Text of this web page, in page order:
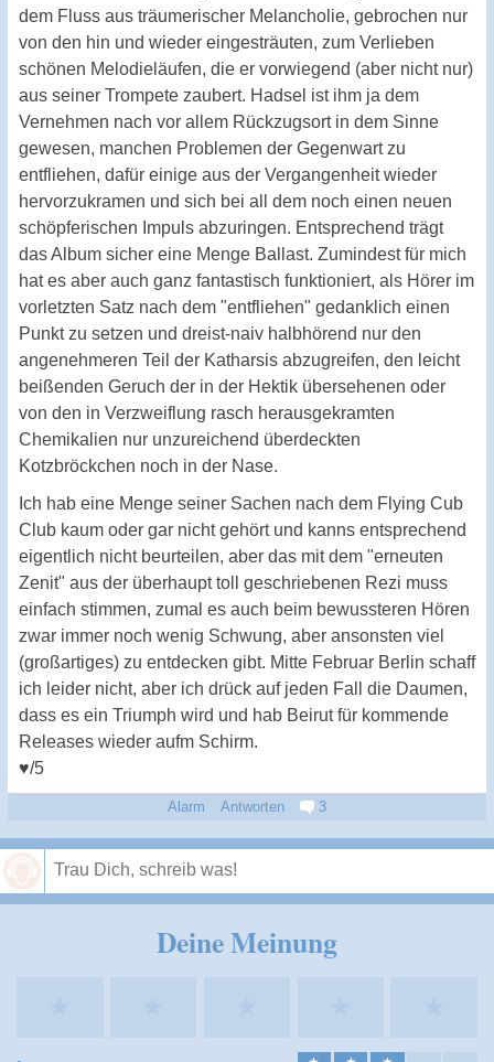
dem Fluss aus träumerischer Melancholie, gebrochen nur
von den hin und wieder eingesträuten, zum Verlieben
schönen Melodieläufen, die er vorwiegend (aber nicht nur)
aus seiner Trompete zaubert. Hadsel ist ihm ja dem
Vernehmen nach vor allem Rückzugsort in dem Sinne
gewesen, manchen Problemen der Gegenwart zu
entfliehen, dafür einige aus der Vergangenheit wieder
hervorzukramen und sich bei all dem noch einen neuen
schöpferischen Impuls abzuringen. Entsprechend trägt
das Album sicher eine Menge Ballast. Zumindest für mich
hat es aber auch ganz fantastisch funktioniert, als Hörer im
vorletzten Satz nach dem "entfliehen" gedanklich einen
Punkt zu setzen und dreist-naiv halbhörend nur den
angenehmeren Teil der Katharsis abzugreifen, den leicht
beißenden Geruch der in der Hektik übersehenen oder
von den in Verzweiflung rasch herausgekramten
Chemikalien nur unzureichend überdeckten
Kotzbröckchen noch in der Nase.
Ich hab eine Menge seiner Sachen nach dem Flying Cub
Club kaum oder gar nicht gehört und kanns entsprechend
eigentlich nicht beurteilen, aber das mit dem "erneuten
Zenit" aus der überhaupt toll geschriebenen Rezi muss
einfach stimmen, zumal es auch beim bewussteren Hören
zwar immer noch wenig Schwung, aber ansonsten viel
(großartiges) zu entdecken gibt. Mitte Februar Berlin schaff
ich leider nicht, aber ich drück auf jeden Fall die Daumen,
dass es ein Triumph wird und hab Beirut für kommende
Releases wieder aufm Schirm.
♥/5
Alarm Antworten 3
Deine Meinung